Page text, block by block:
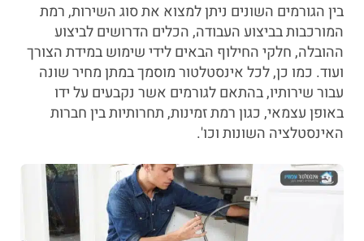
בין הגורמים השונים ניתן למצוא את סוג השירות, רמת
המורכבות בביצוע העבודה, הכלים הדרושים לביצוע
ההובלה, חלקי החילוף הבאים לידי שימוש במידת הצורך
ועוד. כמו כן, לכל אינסטלטור מוסמך במתן מחיר שונה
עבור שירותיו, בהתאם לגורמים אשר נקבעים על ידו
באופן עצמאי, כגון רמת זמינות, תחרותיות בין חברות
האינסטלציה השונות וכו'.